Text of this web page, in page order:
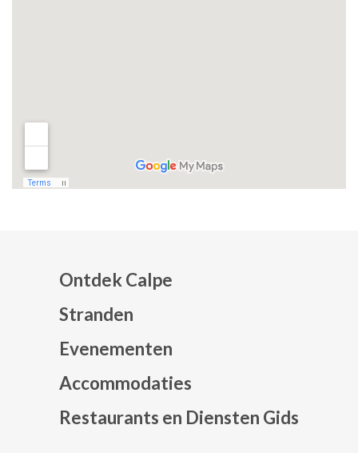
Ontdek Calpe
Stranden
Evenementen
Accommodaties
Restaurants en Diensten Gids